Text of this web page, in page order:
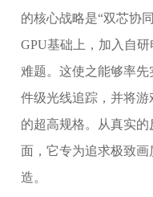
的核心战略是“双芯协
GPU基础上，加入自
难题。这使之能够率
件级光线追踪，并将
的超高规格。从真实
面，它专为追求极致
造。